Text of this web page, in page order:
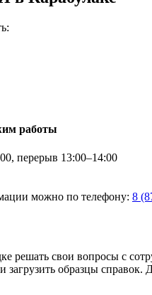
работы
перерыв 13:00–14:00
можно по телефону: 8
решать свои вопросы с
загрузить образцы